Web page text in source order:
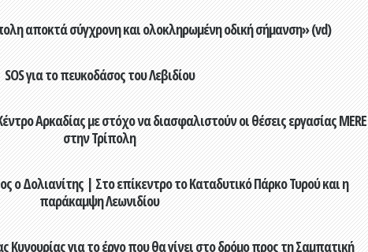
αποκτά σύγχρονη και ολοκληρωμένη οδική σήμανση» (vd)
SOS για το πευκοδάσος του Λεβιδίου
Αρκαδίας με στόχο να διασφαλιστούν οι θέσεις εργασίας MERE
στην Τρίπολη
ο Δολιανίτης | Στο επίκεντρο το Καταδυτικό Πάρκο Τυρού και η
παράκαμψη Λεωνιδίου
Κυνουρίας για το έργο που θα γίνει στο δρόμο προς τη Σαμπατική